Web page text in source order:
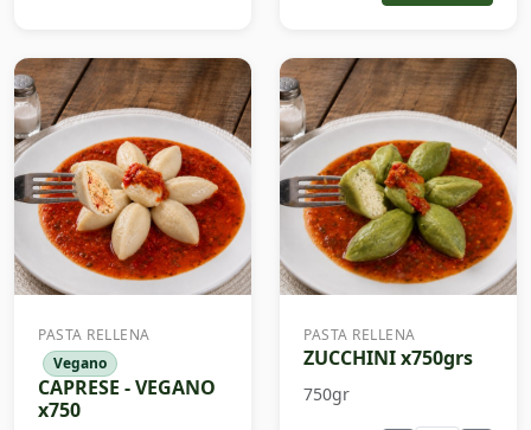
PASTA RELLENA
Vegano
CAPRESE - VEGANO
x750
PASTA RELLENA
ZUCCHINI x750grs
750gr